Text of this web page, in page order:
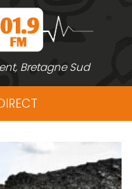
Bretagne Sud